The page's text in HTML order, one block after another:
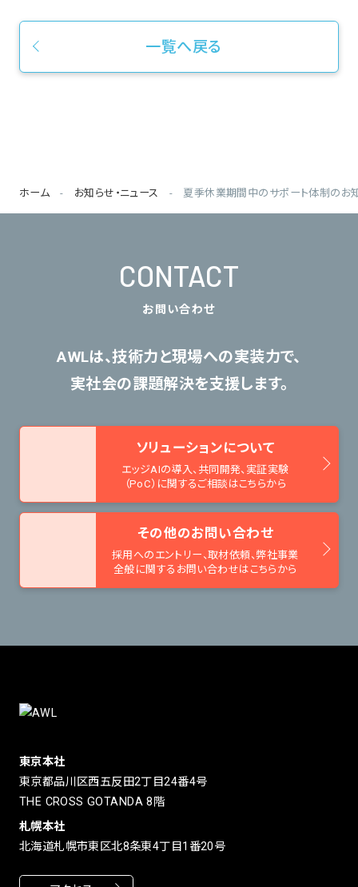
一覧へ戻る
ホーム お知らせ・ニュース 夏季休業期間中のサポート体制のお
CONTACT
お問い合わせ
AWLは、技術力と現場への実装力で、
実社会の課題解決を支援します。
ソリューションについて
エッジAIの導入、共同開発、 実証実験
（PoC）に関するご相談はこちらから
その他のお問い合わせ
採用へのエントリー、取材依頼、弊社事業
全般に関するお問い合わせはこちらから
東京本社
東京都品川区西五反田2丁目24番4号
THE CROSS GOTANDA 8階
札幌本社
北海道札幌市東区北8条東4丁目1番20号